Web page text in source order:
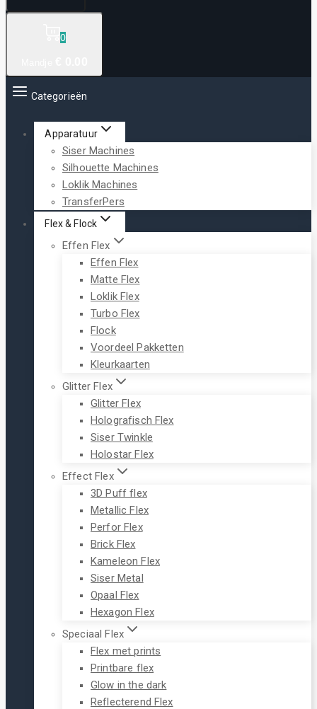
0
Categorieën
Apparatuur
Siser Machines
Silhouette Machines
Loklik Machines
TransferPers
Flex & Flock
Effen Flex
Effen Flex
Matte Flex
Loklik Flex
Turbo Flex
Flock
Voordeel Pakketten
Kleurkaarten
Glitter Flex
Glitter Flex
Holografisch Flex
Siser Twinkle
Holostar Flex
Effect Flex
3D Puff flex
Metallic Flex
Perfor Flex
Brick Flex
Kameleon Flex
Siser Metal
Opaal Flex
Hexagon Flex
Speciaal Flex
Flex met prints
Printbare flex
Glow in the dark
Reflecterend Flex